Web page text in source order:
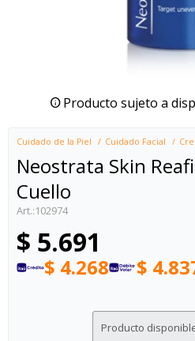
Producto sujeto a
Cuidado de la Piel Cuidado Facial
Neostrata Skin
Cuello
102974
$ 5.691
$ 4.268 $
Producto